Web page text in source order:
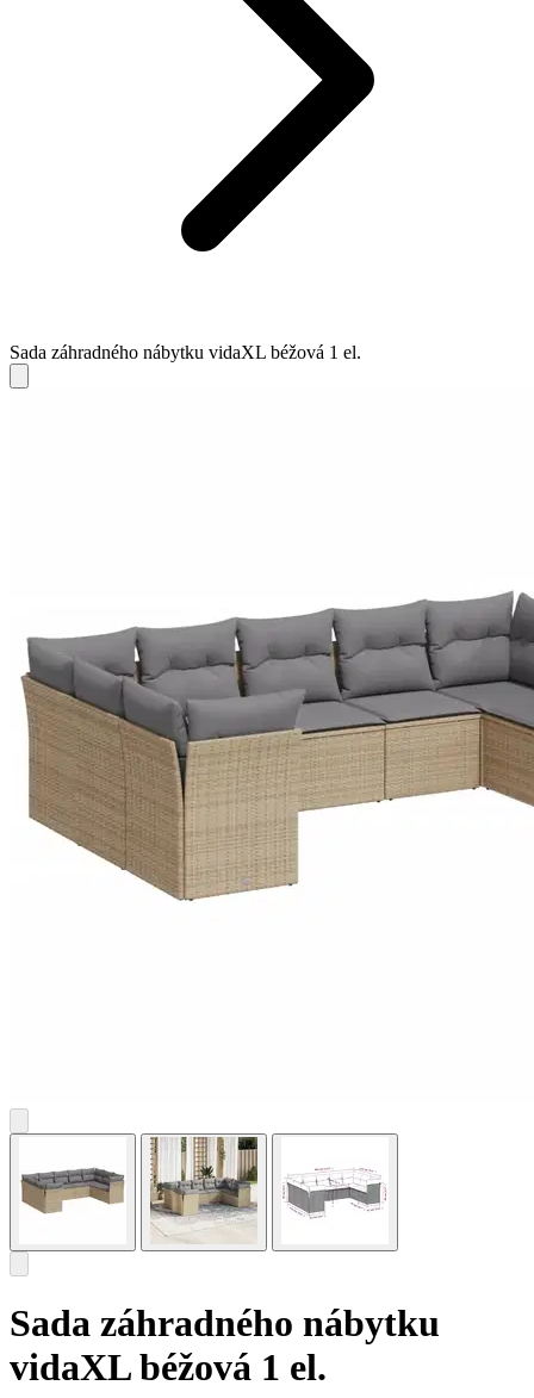
Sada záhradného nábytku vidaXL béžová 1 el.
Sada záhradného nábytku
vidaXL béžová 1 el.